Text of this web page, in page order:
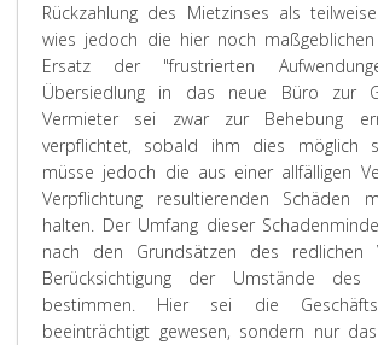
Rückzahlung des Mietzinses als
wies jedoch die hier noch
Ersatz der "frustrierten
Übersiedlung in das neue Büro zur
Vermieter sei zwar zur Behebung
verpflichtet, sobald ihm dies möglich
müsse jedoch die aus einer allfälligen
Verpflichtung resultierenden Schäden
halten. Der Umfang dieser
nach den Grundsätzen des redlichen
Berücksichtigung der Umstände des
bestimmen. Hier sei die
beeinträchtigt gewesen, sondern nur